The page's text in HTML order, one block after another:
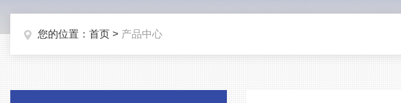
您的位置： 首页 > 产品中心